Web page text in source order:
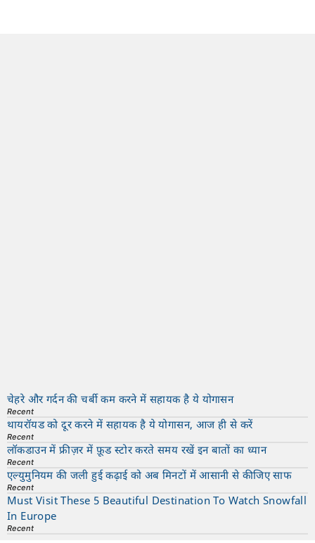
चेहरे और गर्दन की चर्बी कम करने में सहायक है ये योगासन
Recent
थायरॉयड को दूर करने में सहायक है ये योगासन, आज ही से करें
Recent
लॉकडाउन में फ्रीज़र में फ़ूड स्टोर करते समय रखें इन बातों का ध्यान
Recent
एल्युमुनियम की जली हुई कढ़ाई को अब मिनटों में आसानी से कीजिए साफ
Recent
Must Visit These 5 Beautiful Destination To Watch Snowfall
In Europe
Recent